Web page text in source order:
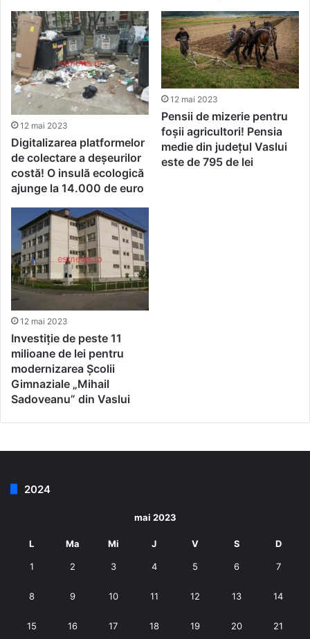
12 mai 2023
Digitalizarea platformelor
de colectare a deșeurilor
costă! O insulă ecologică
ajunge la 14.000 de euro
12 mai 2023
Pensii de mizerie pentru
foșii agricultori! Pensia
medie din județul Vaslui
este de 795 de lei
12 mai 2023
Investiție de peste 11
milioane de lei pentru
modernizarea Școlii
Gimnaziale „Mihail
Sadoveanu” din Vaslui
2024
mai 2023
L Ma Mi J V S D
1 2 3 4 5 6 7
8 9 10 11 12 13 14
15 16 17 18 19 20 21